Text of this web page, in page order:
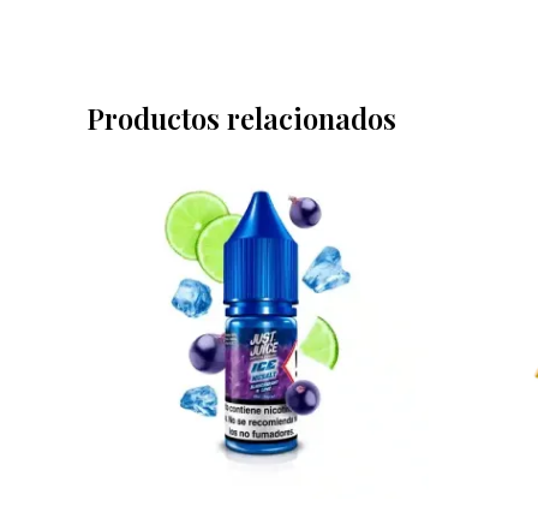
Productos relacionados
precios:
desde
6,40 €
hasta
6,90 €